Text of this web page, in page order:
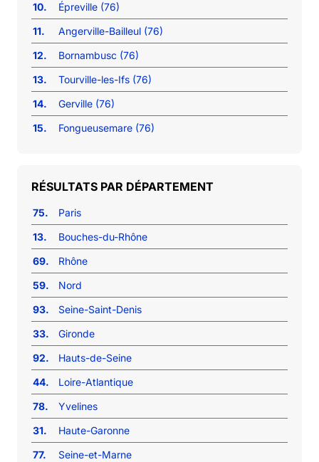
10.
Épreville (76)
11.
Angerville-Bailleul (76)
12.
Bornambusc (76)
13.
Tourville-les-Ifs (76)
14.
Gerville (76)
15.
Fongueusemare (76)
RÉSULTATS PAR DÉPARTEMENT
75.
Paris
13.
Bouches-du-Rhône
69.
Rhône
59.
Nord
93.
Seine-Saint-Denis
33.
Gironde
92.
Hauts-de-Seine
44.
Loire-Atlantique
78.
Yvelines
31.
Haute-Garonne
77.
Seine-et-Marne